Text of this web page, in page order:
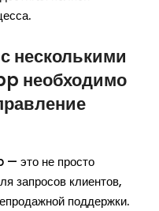
несколькими
необходимо
это не просто
запросов клиентов,
поддержки.